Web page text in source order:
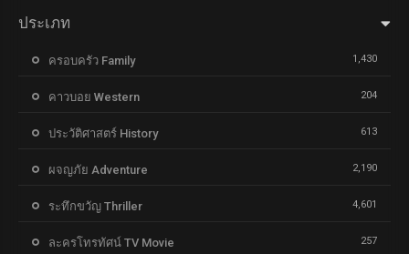
ประเภท
ครอบครัว Family 1,430
คาวบอย Western 204
ประวัติศาสตร์ History 613
ผจญภัย Adventure 2,190
ระทึกขวัญ Thriller 4,601
ละครโทรทัศน์ TV Movie 257